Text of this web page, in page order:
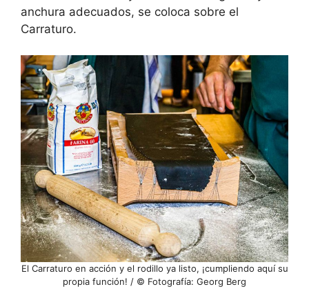
anchura adecuados, se coloca sobre el
Carraturo.
El Carraturo en acción y el rodillo ya listo, ¡cumpliendo aquí su
propia función! / © Fotografía: Georg Berg